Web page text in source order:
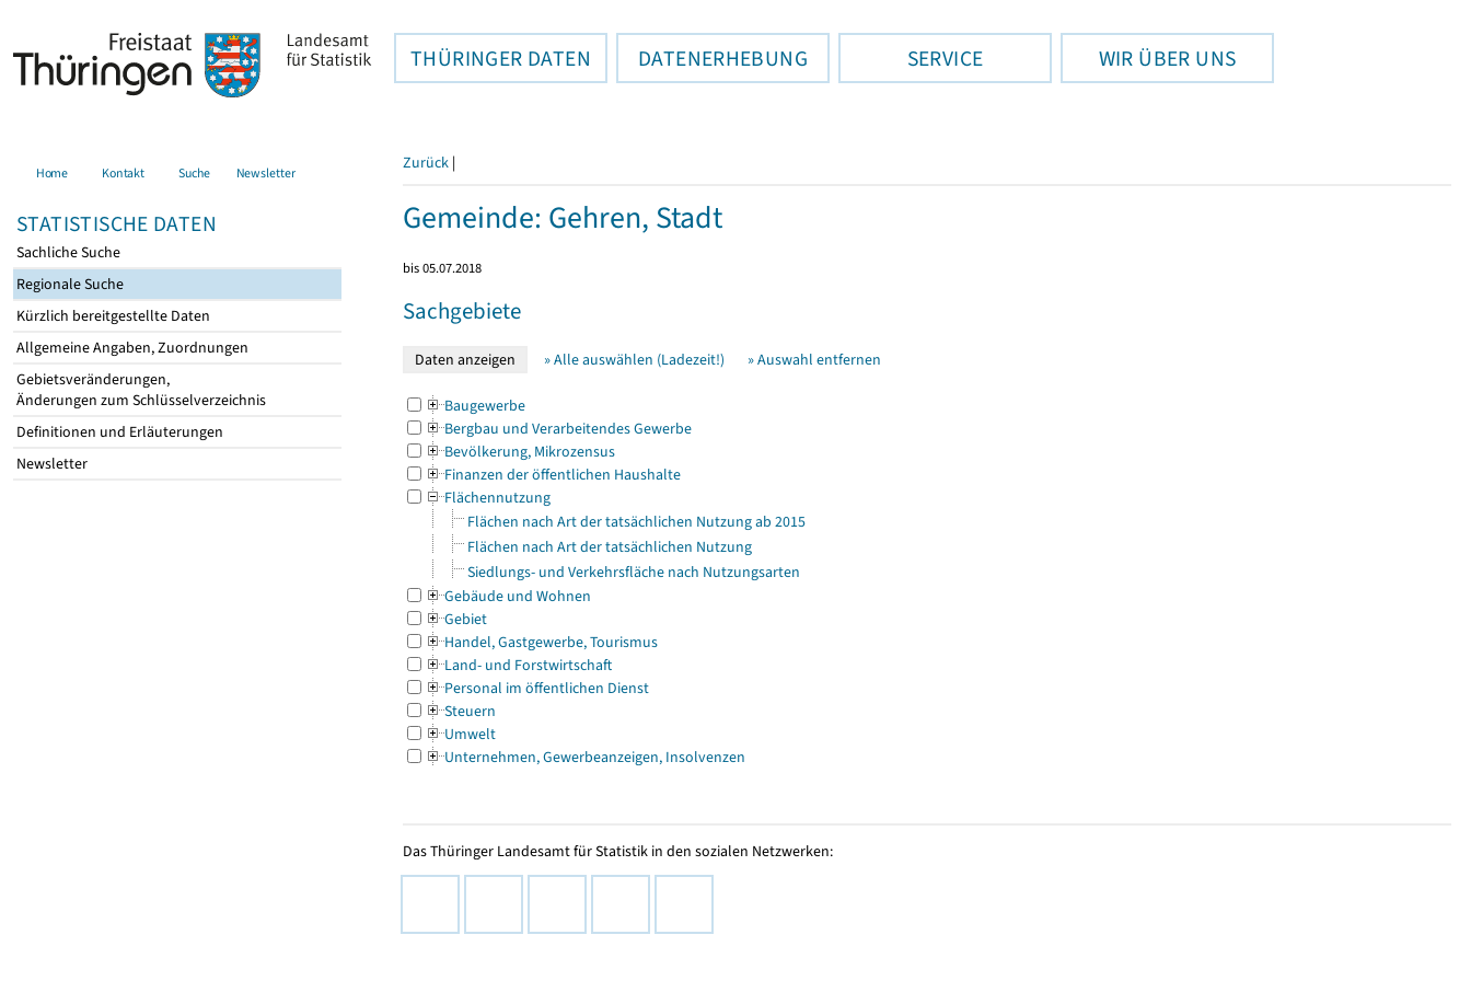
THÜRINGER DATEN DATENERHEBUNG SERVICE WIR ÜBER UNS
Home Kontakt Suche Newsletter
STATISTISCHE DATEN
Sachliche Suche
Regionale Suche
Kürzlich bereitgestellte Daten
Allgemeine Angaben, Zuordnungen
Gebietsveränderungen,
Änderungen zum Schlüsselverzeichnis
Definitionen und Erläuterungen
Newsletter
Zurück |
Gemeinde: Gehren, Stadt
bis 05.07.2018
Sachgebiete
» Alle auswählen (Ladezeit!) » Auswahl entfernen
Baugewerbe
Bergbau und Verarbeitendes Gewerbe
Bevölkerung, Mikrozensus
Finanzen der öffentlichen Haushalte
Flächennutzung
Flächen nach Art der tatsächlichen Nutzung ab 2015
Flächen nach Art der tatsächlichen Nutzung
Siedlungs- und Verkehrsfläche nach Nutzungsarten
Gebäude und Wohnen
Gebiet
Handel, Gastgewerbe, Tourismus
Land- und Forstwirtschaft
Personal im öffentlichen Dienst
Steuern
Umwelt
Unternehmen, Gewerbeanzeigen, Insolvenzen
Das Thüringer Landesamt für Statistik in den sozialen Netzwerken: